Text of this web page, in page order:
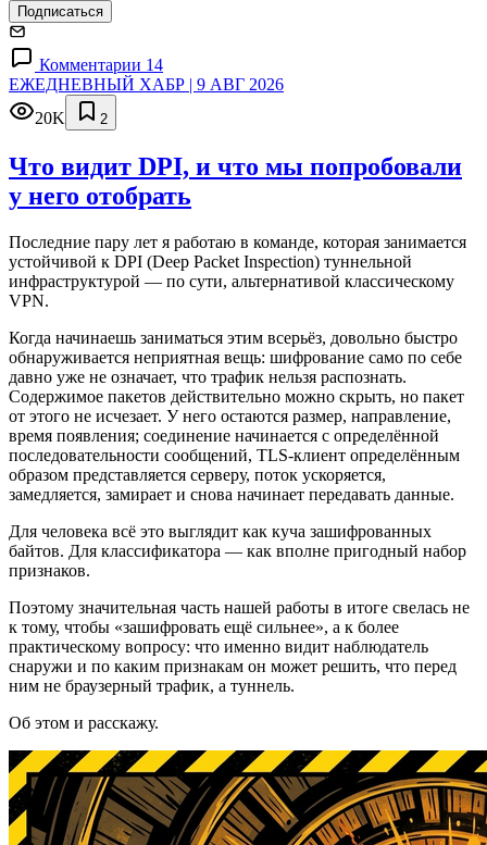
Подписаться
Комментарии 14
ЕЖЕДНЕВНЫЙ ХАБР | 9 АВГ 2026
20K
2
Что видит DPI, и что мы попробовали
у него отобрать
Последние пару лет я работаю в команде, которая занимается
устойчивой к DPI (Deep Packet Inspection) туннельной
инфраструктурой — по сути, альтернативой классическому
VPN.
Когда начинаешь заниматься этим всерьёз, довольно быстро
обнаруживается неприятная вещь: шифрование само по себе
давно уже не означает, что трафик нельзя распознать.
Содержимое пакетов действительно можно скрыть, но пакет
от этого не исчезает. У него остаются размер, направление,
время появления; соединение начинается с определённой
последовательности сообщений, TLS-клиент определённым
образом представляется серверу, поток ускоряется,
замедляется, замирает и снова начинает передавать данные.
Для человека всё это выглядит как куча зашифрованных
байтов. Для классификатора — как вполне пригодный набор
признаков.
Поэтому значительная часть нашей работы в итоге свелась не
к тому, чтобы «зашифровать ещё сильнее», а к более
практическому вопросу: что именно видит наблюдатель
снаружи и по каким признакам он может решить, что перед
ним не браузерный трафик, а туннель.
Об этом и расскажу.